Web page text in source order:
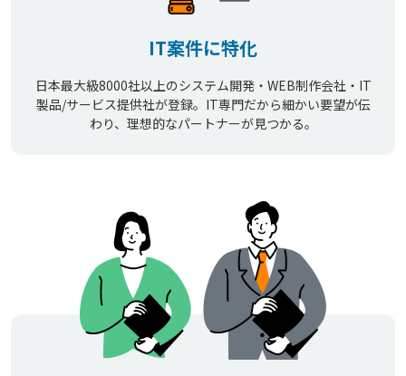
IT案件に特化
日本最大級8000社以上のシステム開発・WEB制作会社・IT
製品/サービス提供社が登録。IT専門だから細かい要望が伝
わり、理想的なパートナーが見つかる。